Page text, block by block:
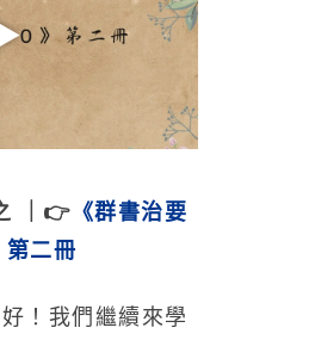
｜👉 《群書治要
第二冊
我們繼續來學